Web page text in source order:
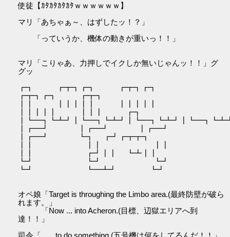
使徒【ｶﾀｶﾀｶﾀｶﾀｗｗｗｗｗｗ】
マリ「あちゃぁ～、はずしたッ！？」
「っていうか、機体の動きが重いっ！！」
マリ「こりゃあ、力押しでイクしか無いじゃんッ！！」グ
グッ
┏┓ ┏┳┓┏┓ ┏┳┓┏┓
┏┳┓┏┓ ┏┳┓
┃┃┃┃┃ ┃┃┃ ┏┓
┃┏━┛ ┃┏━┛ ┃┏━┛
┃┏━┛ ┗┓ ┏┛┏┳┳┓
┃┃ ┏┛┃┃ ┗┻┃┃
┗┛ ┗┛ ┗┛
┗┛ ┗━┻┛ ┗┛
オペ娘「Target is throughing the Limbo area.(最終防壁が破ら
れます。」
「Now ... into Acheron.(目標、辺獄エリアへ到
達！！」
司令「...... to do something.(五号機は何をしてるんだ！！」